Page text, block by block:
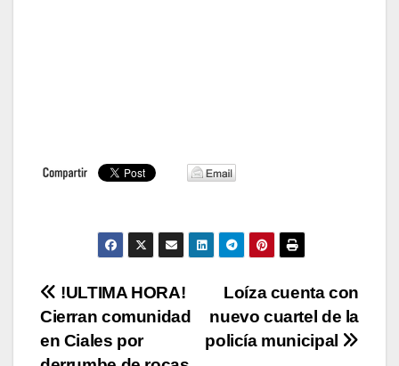
Navegación
de
Loíza cuenta con
nuevo cuartel de la
policía municipal
!ULTIMA HORA!
Cierran comunidad
en Ciales por